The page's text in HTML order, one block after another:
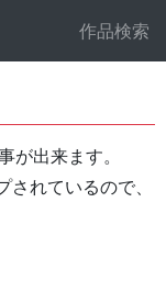
作品検索
が出来ます。
れているので、